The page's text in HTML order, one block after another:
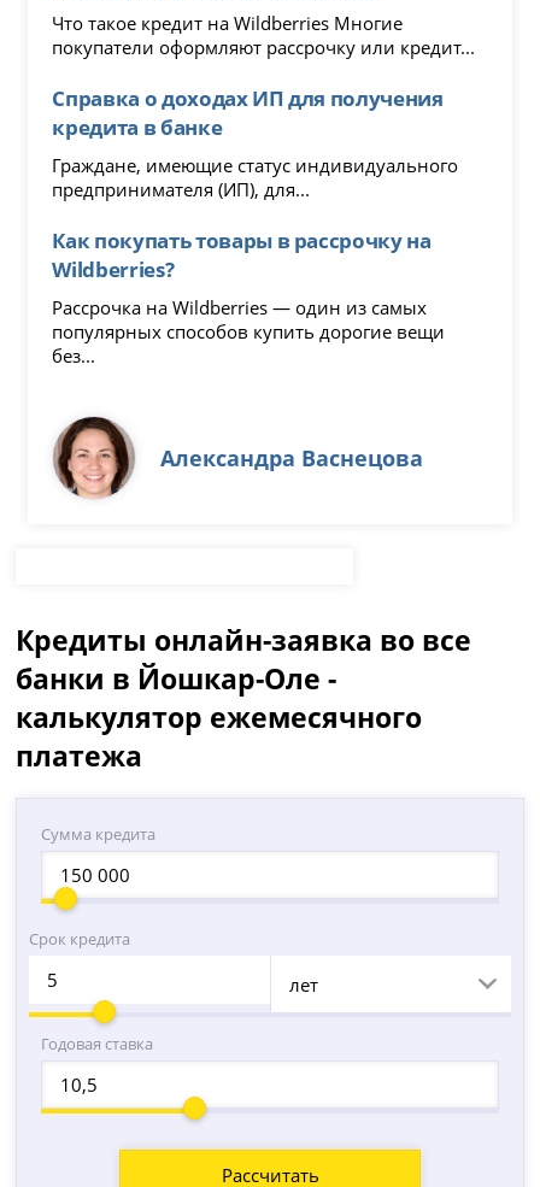
Что такое кредит на Wildberries Многие
покупатели оформляют рассрочку или кредит...
Справка о доходах ИП для получения
кредита в банке
Граждане, имеющие статус индивидуального
предпринимателя (ИП), для...
Как покупать товары в рассрочку на
Wildberries?
Рассрочка на Wildberries — один из самых
популярных способов купить дорогие вещи
без...
Александра Васнецова
Кредиты онлайн-заявка во все
банки в Йошкар-Оле -
калькулятор ежемесячного
платежа
Сумма кредита
Срок кредита
лет
Годовая ставка
Рассчитать